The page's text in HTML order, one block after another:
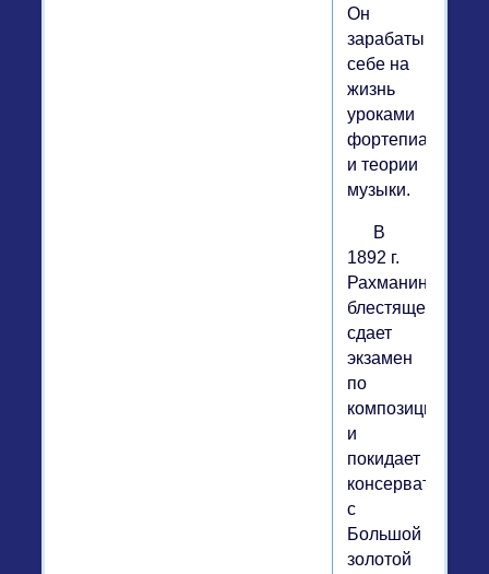
Он
зарабатывает
себе на
жизнь
уроками
фортепиано
и теории
музыки.
В
1892 г.
Рахманинов
блестяще
сдает
экзамен
по
композиции
и
покидает
консерваторию
с
Большой
золотой